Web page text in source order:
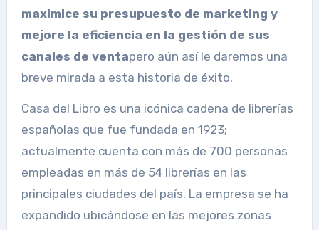
maximice su presupuesto de marketing y
mejore la eficiencia en la gestión de sus
canales de ventapero aún así le daremos una
breve mirada a esta historia de éxito.
Casa del Libro es una icónica cadena de librerías
españolas que fue fundada en 1923;
actualmente cuenta con más de 700 personas
empleadas en más de 54 librerías en las
principales ciudades del país. La empresa se ha
expandido ubicándose en las mejores zonas